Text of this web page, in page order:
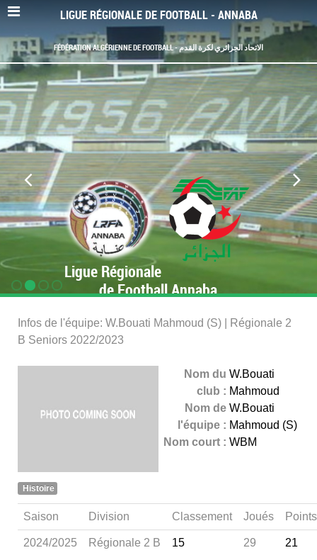
LIGUE RÉGIONALE DE FOOTBALL - ANNABA
FÉDÉRATION ALGÉRIENNE DE FOOTBALL - الاتحاد الجزائري لكرة القدم
Ligue Régionale
de Football Annaba
Infos de l'équipe: W.Bouati Mahmoud (S) | Régionale 2
B Seniors 2022/2023
Nom du
club :
W.Bouati
Mahmoud
Nom de
l'équipe :
W.Bouati
Mahmoud (S)
Nom court : WBM
Histoire
Saison Division Classement Joués Points
2024/2025 Régionale 2 B 15 29 21